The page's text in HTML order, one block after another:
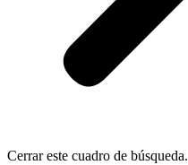
Cerrar este cuadro de búsqueda.